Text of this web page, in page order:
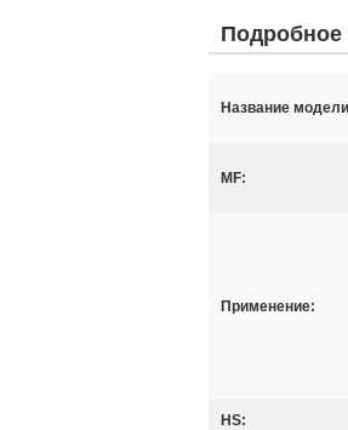
Подробное
Название
MF:
Применение:
HS: